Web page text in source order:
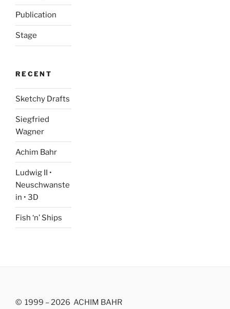
Publication
Stage
RECENT
Sketchy Drafts
Siegfried
Wagner
Achim Bahr
Ludwig II •
Neuschwanste
in • 3D
Fish ‘n’ Ships
© 1999 – 2026 ACHIM BAHR